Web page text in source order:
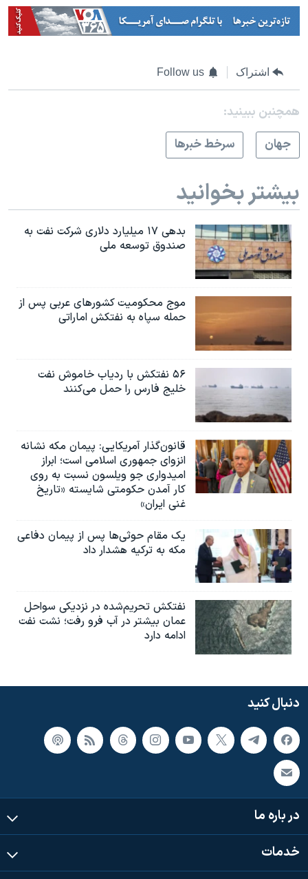
اشتراک Follow us
همچنبن ببینید:
جهان
سرخط خبرها
بیشتر بخوانید
بدهی ۱۷ میلیارد دلاری شرکت نفت به
صندوق توسعه ملی
موج محکومیت کشورهای عربی پس از
حمله سپاه به نفتکش اماراتی
۵۶ نفتکش با ردیاب خاموش نفت
خلیج فارس را حمل می‌کنند
قانون‌گذار آمریکایی: پیمان مکه نشانه
انزوای جمهوری اسلامی است؛ ابراز
امیدواری جو ویلسون نسبت به روی
کار آمدن حکومتی شایسته «تاریخ
غنی ایران»
یک مقام حوثی‌ها پس از پیمان دفاعی
مکه به ترکیه هشدار داد
نفتکش تحریم‌شده در نزدیکی سواحل
عمان بیشتر در آب فرو رفت؛ نشت نفت
ادامه دارد
دنبال کنید
در باره ما
خدمات